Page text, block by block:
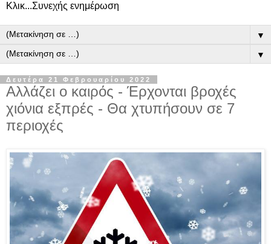
Κλικ...Συνεχής ενημέρωση
▼
▼
Δευτέρα 21 Φεβρουαρίου 2022
Αλλάζει ο καιρός - Έρχονται βροχές
χιόνια εξπρές - Θα χτυπήσουν σε 7
περιοχές